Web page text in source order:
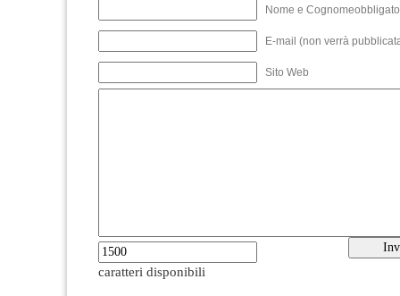
Nome e
E-mail (non verrà
Sito Web
caratteri disponibili